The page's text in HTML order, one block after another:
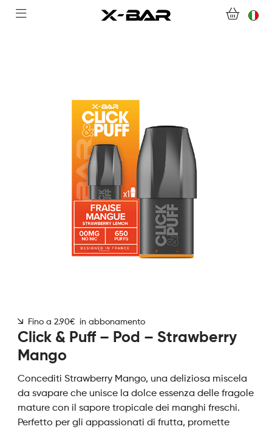
COLLECTIONS
DOMANDE FREQUENTI
DIVENTA UN GROSSISTA X-BAR
IL MIO ACCOUNT
Fino a 2.90€ in abbonamento
Click & Puff – Pod – Strawberry
Mango
Concediti Strawberry Mango, una deliziosa miscela
da svapare che unisce la dolce essenza delle fragole
mature con il sapore tropicale dei manghi freschi.
Perfetto per gli appassionati di frutta, promette